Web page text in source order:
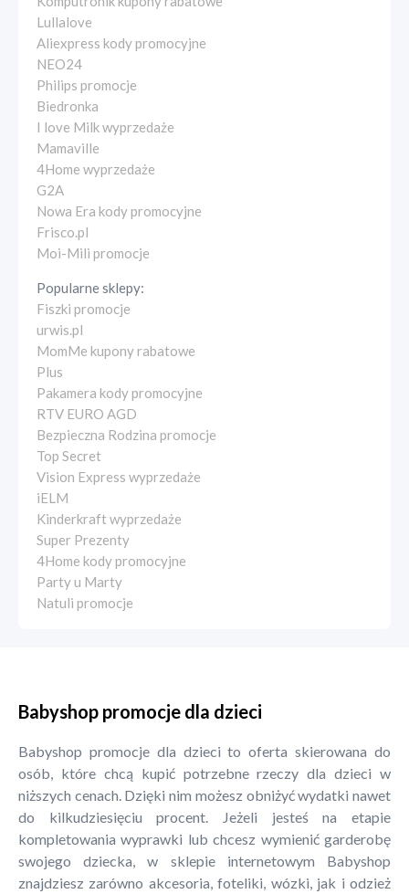
Lullalove
Aliexpress kody promocyjne
NEO24
Philips promocje
Biedronka
I love Milk wyprzedaże
Mamaville
4Home wyprzedaże
G2A
Nowa Era kody promocyjne
Frisco.pl
Moi-Mili promocje
Popularne sklepy:
Fiszki promocje
urwis.pl
MomMe kupony rabatowe
Plus
Pakamera kody promocyjne
RTV EURO AGD
Bezpieczna Rodzina promocje
Top Secret
Vision Express wyprzedaże
iELM
Kinderkraft wyprzedaże
Super Prezenty
4Home kody promocyjne
Party u Marty
Natuli promocje
Babyshop promocje dla dzieci
Babyshop promocje dla dzieci to oferta skierowana do
osób, które chcą kupić potrzebne rzeczy dla dzieci w
niższych cenach. Dzięki nim możesz obniżyć wydatki nawet
do kilkudziesięciu procent. Jeżeli jesteś na etapie
kompletowania wyprawki lub chcesz wymienić garderobę
swojego dziecka, w sklepie internetowym Babyshop
znajdziesz zarówno akcesoria, foteliki, wózki, jak i odzież